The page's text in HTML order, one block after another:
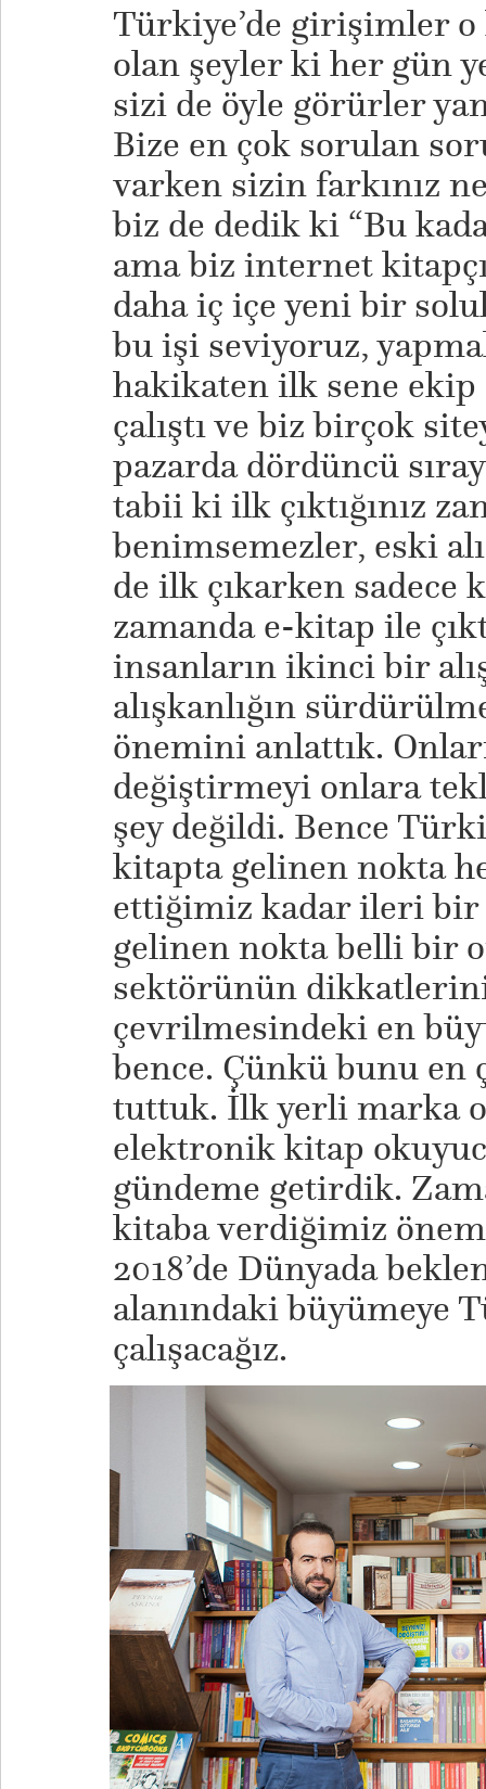
Türkiye’de girişimler
olan şeyler ki her gün
sizi de öyle görürler
Bize en çok sorulan
varken sizin farkınız
biz de dedik ki “Bu
ama biz internet
daha iç içe yeni bir
bu işi seviyoruz,
hakikaten ilk sene ekip
çalıştı ve biz birçok
pazarda dördüncü
tabii ki ilk çıktığınız
benimsemezler, eski
de ilk çıkarken sadece
zamanda e-kitap ile
insanların ikinci bir
alışkanlığın
önemini anlattık.
değiştirmeyi onlara
şey değildi. Bence
kitapta gelinen nokta
ettiğimiz kadar ileri bir
gelinen nokta belli bir
sektörünün
çevrilmesindeki en
bence. Çünkü bunu en
tuttuk. İlk yerli marka
elektronik kitap
gündeme getirdik.
kitaba verdiğimiz
2018’de Dünyada
alanındaki büyümeye
çalışacağız.